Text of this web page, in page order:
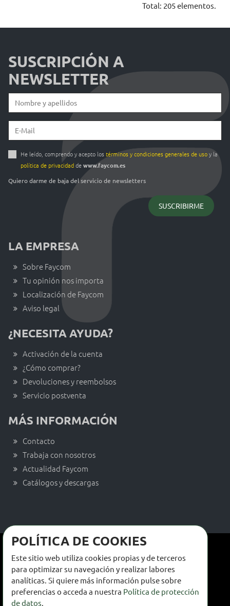
Total: 205 elementos.
SUSCRIPCIÓN A
NEWSLETTER
He leído, comprendo y acepto los términos y condiciones generales de usoy la
política de privacidaddewww.faycom.es
Quiero darme de baja del servicio de newsletters
LA EMPRESA
Sobre Faycom
Tu opinión nos importa
Localización de Faycom
Aviso legal
¿NECESITA AYUDA?
Activación de la cuenta
¿Cómo comprar?
Devoluciones y reembolsos
Servicio postventa
MÁS INFORMACIÓN
Contacto
Trabaja con nosotros
Actualidad Faycom
Catálogos y descargas
Términos y condiciones de uso
Política de privacidad
Política de cookies
POLÍTICA DE COOKIES
Este sitio web utiliza cookies propias y de terceros
para optimizar su navegación y realizar labores
analíticas. Si quiere más información pulse sobre
preferencias o acceda a nuestra Política de protección
de datos.